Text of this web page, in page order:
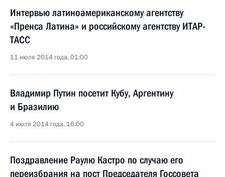
Интервью латиноамериканскому агентству
«Пренса Латина» и российскому агентству ИТАР-
ТАСС
11 июля 2014 года, 01:00
Владимир Путин посетит Кубу, Аргентину
и Бразилию
4 июля 2014 года, 16:00
Поздравление Раулю Кастро по случаю его
переизбрания на пост Председателя Госсовета